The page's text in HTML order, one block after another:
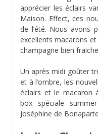
apprécier les éclairs
Maison. Effect, ces
de l’été. Nous avons
excellents macarons
champagne bien
Un après midi goûter
et à l’ombre, les
éclairs et le macaron
box spéciale
Joséphine de